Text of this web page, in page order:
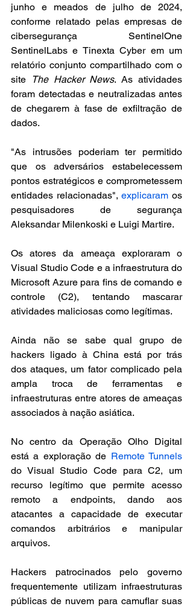
junho e meados de julho de 2024,
conforme relatado pelas empresas de
cibersegurança SentinelOne
SentinelLabs e Tinexta Cyber em um
relatório conjunto compartilhado com o
site The Hacker News. As atividades
foram detectadas e neutralizadas antes
de chegarem à fase de exfiltração de
dados.
"As intrusões poderiam ter permitido
que os adversários estabelecessem
pontos estratégicos e comprometessem
entidades relacionadas", explicaram os
pesquisadores de segurança
Aleksandar Milenkoski e Luigi Martire.
Os atores da ameaça exploraram o
Visual Studio Code e a infraestrutura do
Microsoft Azure para fins de comando e
controle (C2), tentando mascarar
atividades maliciosas como legítimas.
Ainda não se sabe qual grupo de
hackers ligado à China está por trás
dos ataques, um fator complicado pela
ampla troca de ferramentas e
infraestruturas entre atores de ameaças
associados à nação asiática.
No centro da Operação Olho Digital
está a exploração de Remote Tunnels
do Visual Studio Code para C2, um
recurso legítimo que permite acesso
remoto a endpoints, dando aos
atacantes a capacidade de executar
comandos arbitrários e manipular
arquivos.
Hackers patrocinados pelo governo
frequentemente utilizam infraestruturas
públicas de nuvem para camuflar suas